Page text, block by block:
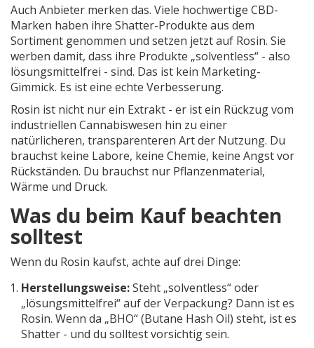
Auch Anbieter merken das. Viele hochwertige CBD-
Marken haben ihre Shatter-Produkte aus dem
Sortiment genommen und setzen jetzt auf Rosin. Sie
werben damit, dass ihre Produkte „solventless“ - also
lösungsmittelfrei - sind. Das ist kein Marketing-
Gimmick. Es ist eine echte Verbesserung.
Rosin ist nicht nur ein Extrakt - er ist ein Rückzug vom
industriellen Cannabiswesen hin zu einer
natürlicheren, transparenteren Art der Nutzung. Du
brauchst keine Labore, keine Chemie, keine Angst vor
Rückständen. Du brauchst nur Pflanzenmaterial,
Wärme und Druck.
Was du beim Kauf beachten
solltest
Wenn du Rosin kaufst, achte auf drei Dinge:
Herstellungsweise:Steht „solventless“ oder
„lösungsmittelfrei“ auf der Verpackung? Dann ist es
Rosin. Wenn da „BHO“ (Butane Hash Oil) steht, ist es
Shatter - und du solltest vorsichtig sein.